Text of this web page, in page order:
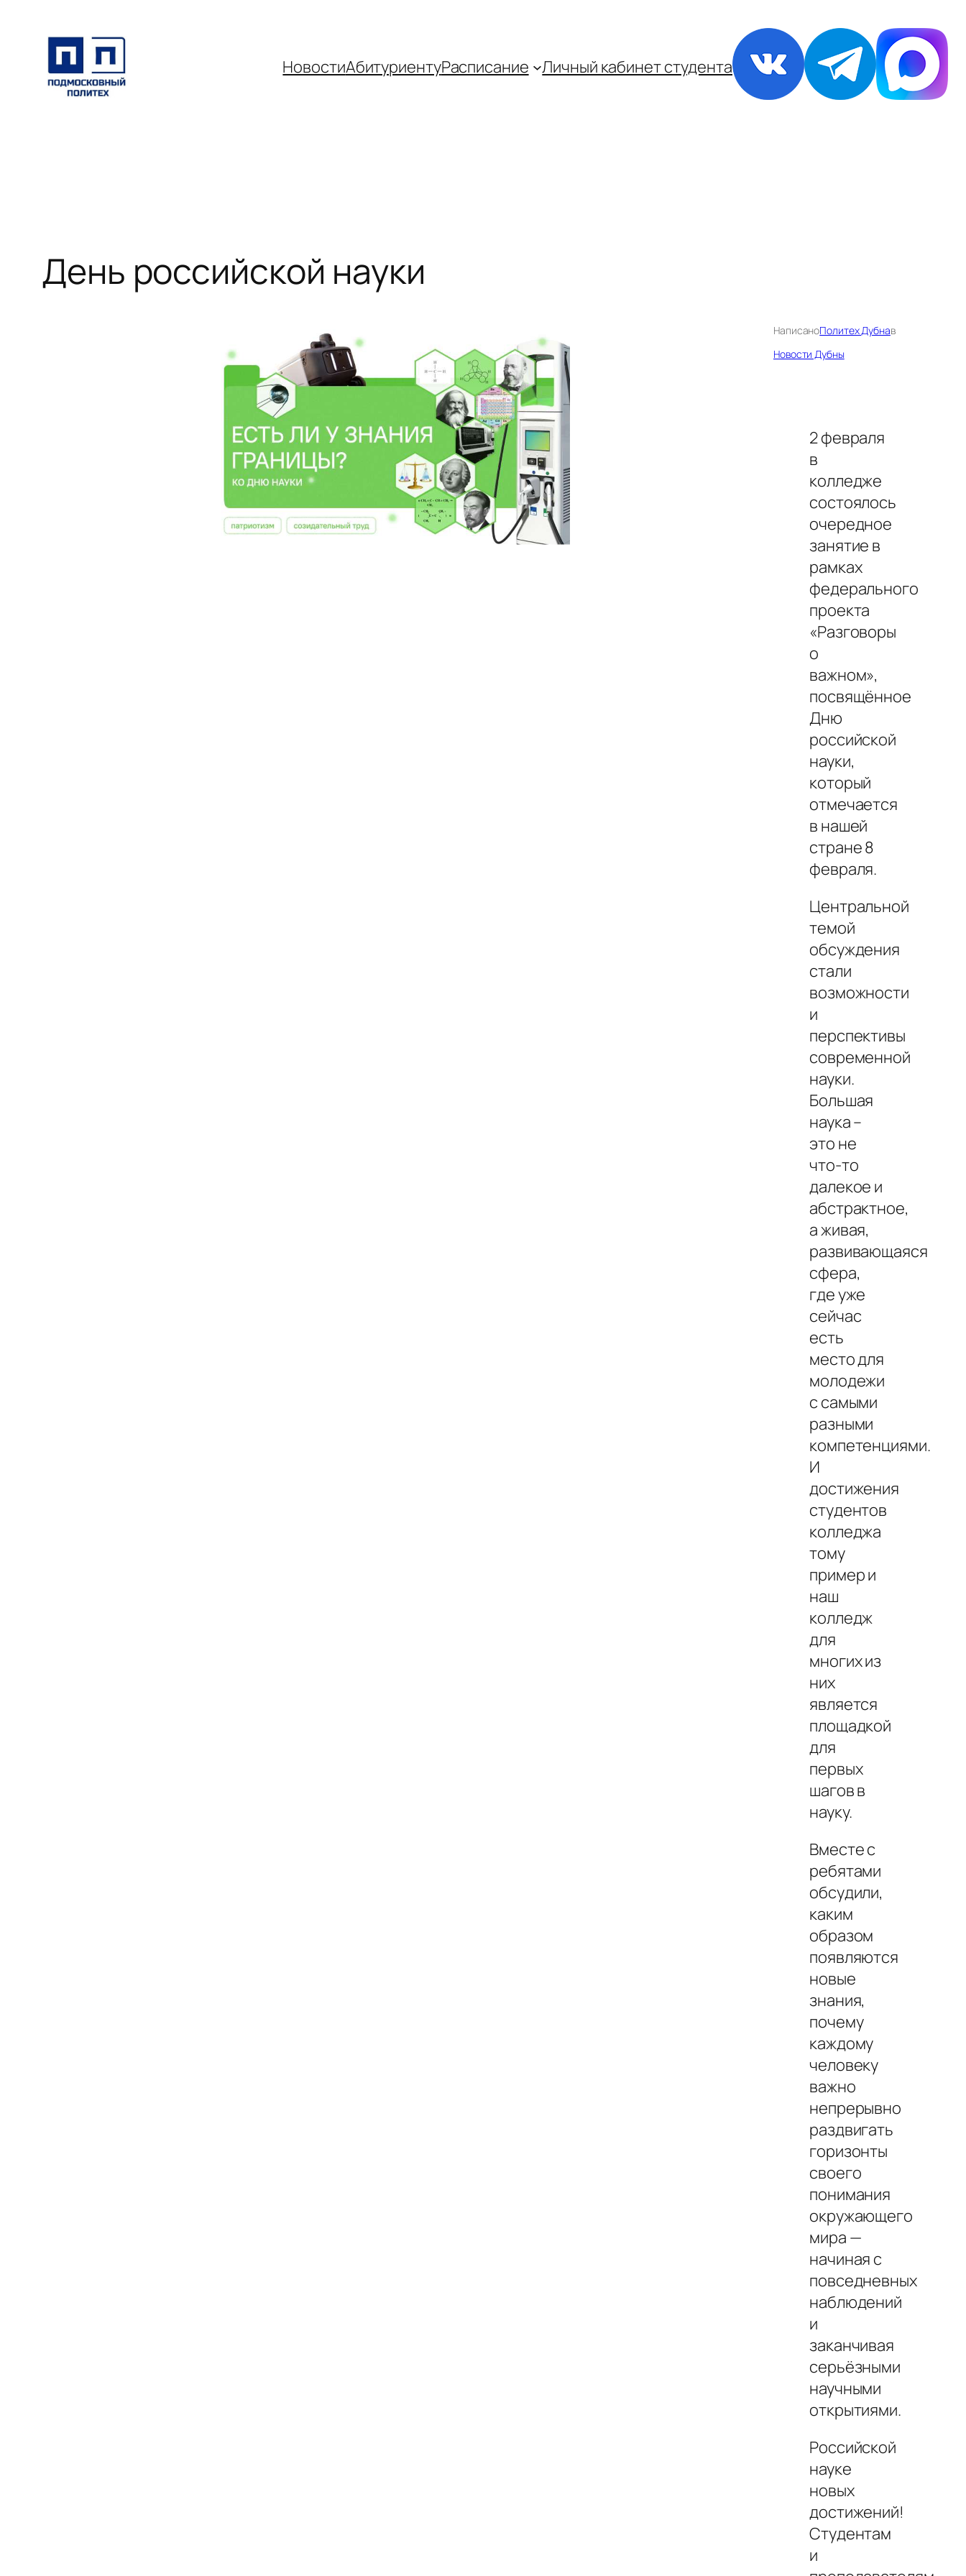
содержимому
НовостиАбитуриентуРаспиcание Личный кабинет студента
День российской науки
НаписаноПолитех Дубнав
Новости Дубны
2 февраля
в
колледже
состоялось
очередное
занятие в
рамках
федерального
проекта
«Разговоры
о
важном»,
посвящённое
Дню
российской
науки,
который
отмечается
в нашей
стране 8
февраля.
Центральной
темой
обсуждения
стали
возможности
и
перспективы
современной
науки.
Большая
наука –
это не
что-то
далекое и
абстрактное,
а живая,
развивающаяся
сфера,
где уже
сейчас
есть
место для
молодежи
с самыми
разными
компетенциями.
И
достижения
студентов
колледжа
тому
пример и
наш
колледж
для
многих из
них
является
площадкой
для
первых
шагов в
науку.
Вместе с
ребятами
обсудили,
каким
образом
появляются
новые
знания,
почему
каждому
человеку
важно
непрерывно
раздвигать
горизонты
своего
понимания
окружающего
мира —
начиная с
повседневных
наблюдений
и
заканчивая
серьёзными
научными
открытиями.
Российской
науке
новых
достижений!
Студентам
и